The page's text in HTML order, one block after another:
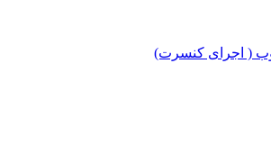
( اجرای کنسرت)